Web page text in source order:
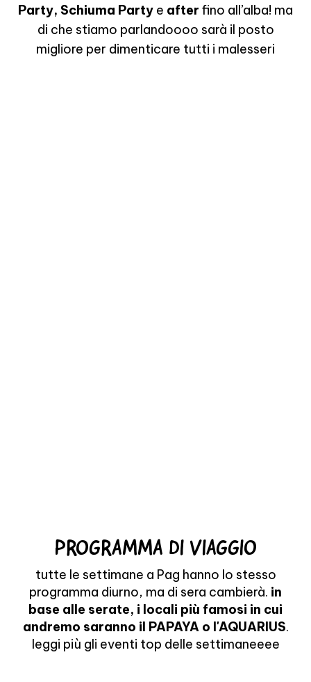
Party, Schiuma Party e after fino all’alba! ma
di che stiamo parlandoooo sarà il posto
migliore per dimenticare tutti i malesseri
PROGRAMMA DI VIAGGIO
tutte le settimane a Pag hanno lo stesso
programma diurno, ma di sera cambierà. in
base alle serate, i locali più famosi in cui
andremo saranno il PAPAYA o l'AQUARIUS.
leggi più gli eventi top delle settimaneeee